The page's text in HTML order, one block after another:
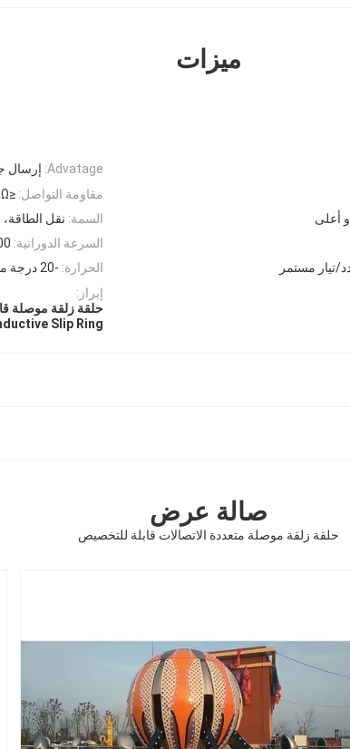
ميزات
Advatage: إرسال
مقاومة التواصل: ≤10mΩ (50 دورة في الدقيقة)
السمة: نقل
السرعة الدورانية: 800
الحرارة: -20 درجة مئوية ~ + 80 درجة مئوية
إبراز:
حلقة زلقة موصلة
Slip Ring
صالة عرض
حلقة زلقة موصلة متعددة الاتصالات قابلة للتخصيص